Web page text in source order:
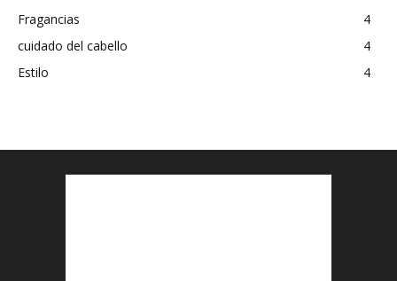
Fragancias
4
cuidado del cabello
4
Estilo
4